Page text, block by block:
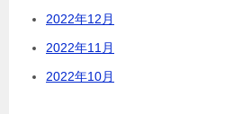
2022年12月
2022年11月
2022年10月